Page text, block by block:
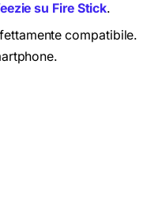
su Fire Stick.
compatibile.